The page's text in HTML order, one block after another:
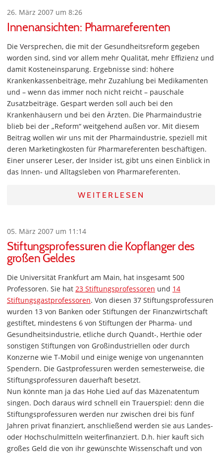
26. März 2007 um 8:26
Innenansichten: Pharmareferenten
Die Versprechen, die mit der Gesundheitsreform gegeben
worden sind, sind vor allem mehr Qualität, mehr Effizienz und
damit Kosteneinsparung. Ergebnisse sind: höhere
Krankenkassenbeiträge, mehr Zuzahlung bei Medikamenten
und – wenn das immer noch nicht reicht – pauschale
Zusatzbeiträge. Gespart werden soll auch bei den
Krankenhäusern und bei den Ärzten. Die Pharmaindustrie
blieb bei der „Reform“ weitgehend außen vor. Mit diesem
Beitrag wollen wir uns mit der Pharmaindustrie, speziell mit
deren Marketingkosten für Pharmareferenten beschäftigen.
Einer unserer Leser, der Insider ist, gibt uns einen Einblick in
das Innen- und Alltagsleben von Pharmareferenten.
WEITERLESEN
05. März 2007 um 11:14
Stiftungsprofessuren die Kopflanger des
großen Geldes
Die Universität Frankfurt am Main, hat insgesamt 500
Professoren. Sie hat 23 Stiftungsprofessoren und 14
Stiftungsgastprofessoren. Von diesen 37 Stiftungsprofessuren
wurden 13 von Banken oder Stiftungen der Finanzwirtschaft
gestiftet, mindestens 6 von Stiftungen der Pharma- und
Gesundheitsindustrie, etliche durch Quandt-, Herthie oder
sonstigen Stiftungen von Großindustriellen oder durch
Konzerne wie T-Mobil und einige wenige von ungenannten
Spendern. Die Gastprofessuren werden semesterweise, die
Stiftungsprofessuren dauerhaft besetzt.
Nun könnte man ja das Hohe Lied auf das Mäzenatentum
singen. Doch daraus wird schnell ein Trauerspiel: denn die
Stiftungsprofessuren werden nur zwischen drei bis fünf
Jahren privat finanziert, anschließend werden sie aus Landes-
oder Hochschulmitteln weiterfinanziert. D.h. hier kauft sich
großes Geld die von ihr gewünschte Wissenschaft und von